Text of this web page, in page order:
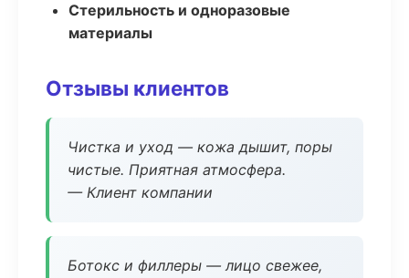
Стерильность и одноразовые
материалы
Отзывы клиентов
Чистка и уход — кожа дышит, поры
чистые. Приятная атмосфера.
— Клиент компании
Ботокс и филлеры — лицо свежее,